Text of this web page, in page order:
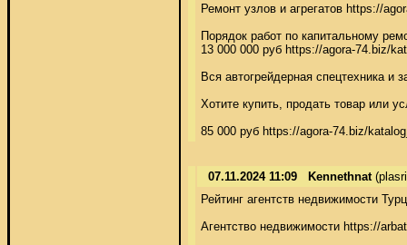
Ремонт узлов и агрегатов https://
Порядок работ по капитальному
13 000 000 руб https://agora-74.biz/
Вся автогрейдерная спецтехника и
Хотите купить, продать товар или
85 000 руб https://agora-74.biz/
07.11.2024 11:09 Kennethnat
Рейтинг агентств недвижимости
Агентство недвижимости https://